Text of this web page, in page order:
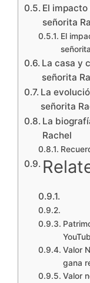
El
señorita
El
La casa y
señorita
La
señorita
La
Rachel
Valor
gana
Valor